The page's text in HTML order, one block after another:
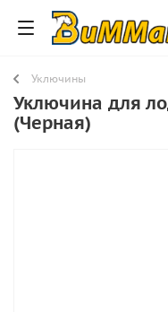
Уключины
Уключина для
(Черная)